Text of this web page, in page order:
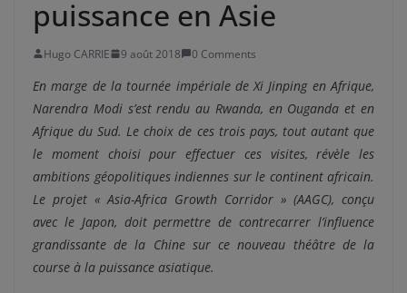
puissance en Asie
Hugo CARRIE 9 août 2018 0 Comments
En marge de la tournée impériale de Xi Jinping en Afrique,
Narendra Modi s’est rendu au Rwanda, en Ouganda et en
Afrique du Sud. Le choix de ces trois pays, tout autant que
le moment choisi pour effectuer ces visites, révèle les
ambitions géopolitiques indiennes sur le continent africain.
Le projet « Asia-Africa Growth Corridor » (AAGC), conçu
avec le Japon, doit permettre de contrecarrer l’influence
grandissante de la Chine sur ce nouveau théâtre de la
course à la puissance asiatique.